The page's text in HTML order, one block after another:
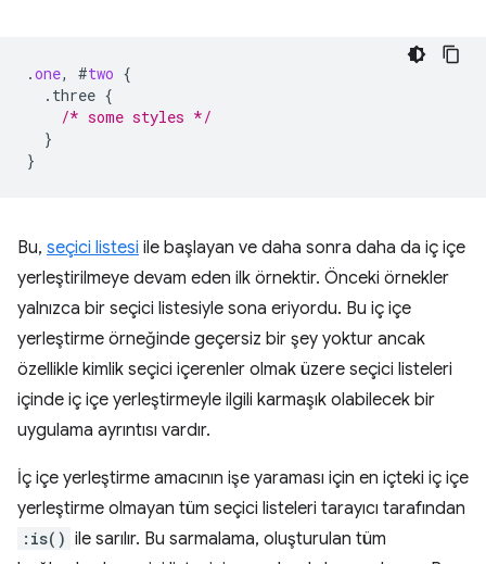
.one, #two {
.three {
/* some styles */
}
}
Bu, seçici listesi ile başlayan ve daha sonra daha da iç içe
yerleştirilmeye devam eden ilk örnektir. Önceki örnekler
yalnızca bir seçici listesiyle sona eriyordu. Bu iç içe
yerleştirme örneğinde geçersiz bir şey yoktur ancak
özellikle kimlik seçici içerenler olmak üzere seçici listeleri
içinde iç içe yerleştirmeyle ilgili karmaşık olabilecek bir
uygulama ayrıntısı vardır.
İç içe yerleştirme amacının işe yaraması için en içteki iç içe
yerleştirme olmayan tüm seçici listeleri tarayıcı tarafından
:is() ile sarılır. Bu sarmalama, oluşturulan tüm